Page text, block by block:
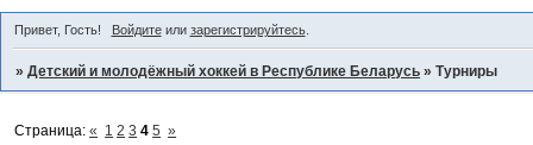
Привет, Гость! Войдитеили зарегистрируйтесь.
»Детский и молодёжный хоккей в Республике Беларусь »Турниры
Страница:« 1 2 3 4 5 »